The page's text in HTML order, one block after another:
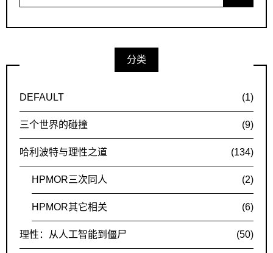
for:
分类
DEFAULT (1)
三个世界的碰撞 (9)
哈利波特与理性之道 (134)
HPMOR三次同人 (2)
HPMOR其它相关 (6)
理性：从人工智能到僵尸 (50)